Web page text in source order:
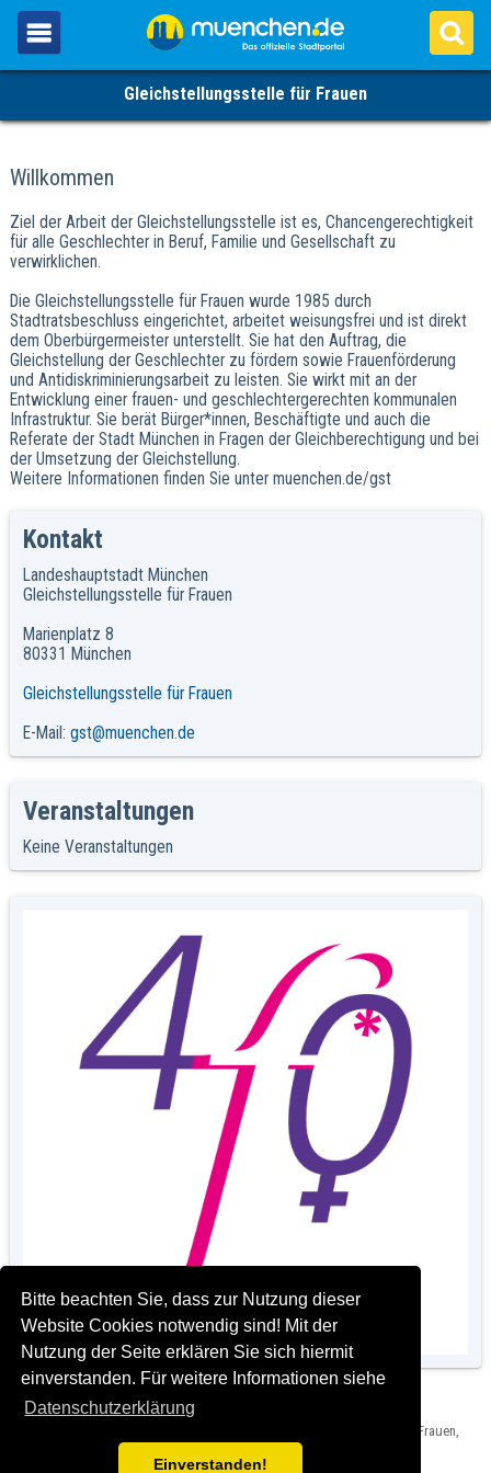
Bitte beachten Sie, dass zur Nutzung dieser
Website Cookies notwendig sind! Mit der
Nutzung der Seite erklären Sie sich hiermit
einverstanden. Für weitere Informationen siehe
Datenschutzerklärung
Einverstanden!
Gleichstellungsstelle für Frauen
Willkommen
Ziel der Arbeit der Gleichstellungsstelle ist es, Chancengerechtigkeit
für alle Geschlechter in Beruf, Familie und Gesellschaft zu
verwirklichen.
Die Gleichstellungsstelle für Frauen wurde 1985 durch
Stadtratsbeschluss eingerichtet, arbeitet weisungsfrei und ist direkt
dem Oberbürgermeister unterstellt. Sie hat den Auftrag, die
Gleichstellung der Geschlechter zu fördern sowie Frauenförderung
und Antidiskriminierungsarbeit zu leisten. Sie wirkt mit an der
Entwicklung einer frauen- und geschlechtergerechten kommunalen
Infrastruktur. Sie berät Bürger*innen, Beschäftigte und auch die
Referate der Stadt München in Fragen der Gleichberechtigung und bei
der Umsetzung der Gleichstellung.
Weitere Informationen finden Sie unter muenchen.de/gst
Kontakt
Landeshauptstadt München
Gleichstellungsstelle für Frauen
Marienplatz 8
80331 München
Gleichstellungsstelle für Frauen
E-Mail: gst@muenchen.de
Veranstaltungen
Keine Veranstaltungen
Herausgeber: Landeshauptstadt München, Gleichstellungsstelle für Frauen,
Impressum und Rechtshinweise
Version: C2016-05-18_1.00 T2024-03-15_2.0.0